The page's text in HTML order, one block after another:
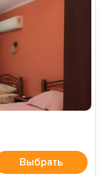
Выбрать